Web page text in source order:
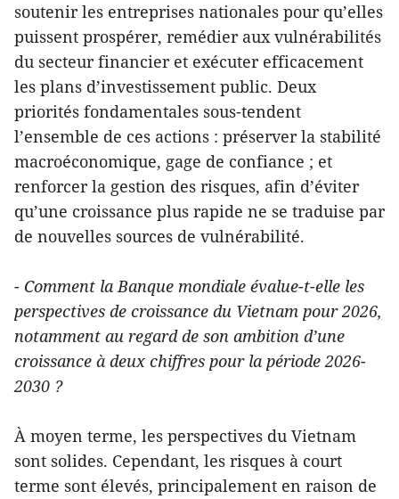
soutenir les entreprises nationales pour qu’elles
puissent prospérer, remédier aux vulnérabilités
du secteur financier et exécuter efficacement
les plans d’investissement public. Deux
priorités fondamentales sous-tendent
l’ensemble de ces actions : préserver la stabilité
macroéconomique, gage de confiance ; et
renforcer la gestion des risques, afin d’éviter
qu’une croissance plus rapide ne se traduise par
de nouvelles sources de vulnérabilité.
- Comment la Banque mondiale évalue-t-elle les
perspectives de croissance du Vietnam pour 2026,
notamment au regard de son ambition d’une
croissance à deux chiffres pour la période 2026-
2030 ?
À moyen terme, les perspectives du Vietnam
sont solides. Cependant, les risques à court
terme sont élevés, principalement en raison de